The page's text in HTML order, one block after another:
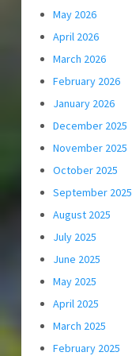
May 2026
April 2026
March 2026
February 2026
January 2026
December 2025
November 2025
October 2025
September 2025
August 2025
July 2025
June 2025
May 2025
April 2025
March 2025
February 2025